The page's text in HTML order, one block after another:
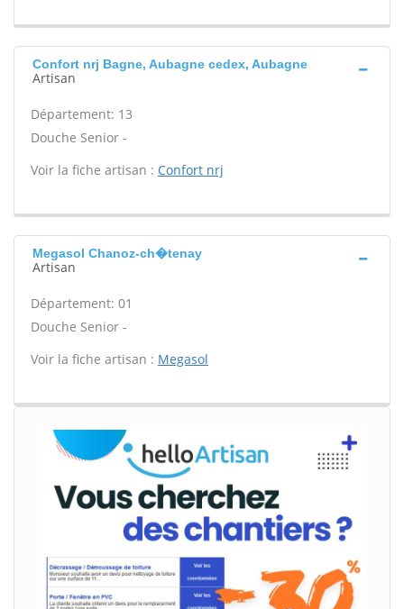
Confort nrj Bagne, Aubagne cedex, Aubagne
Artisan
Département: 13
Douche Senior -
Voir la fiche artisan : Confort nrj
Megasol Chanoz-ch�tenay
Artisan
Département: 01
Douche Senior -
Voir la fiche artisan : Megasol